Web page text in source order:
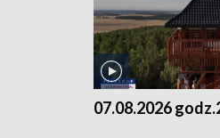
07.08.2026